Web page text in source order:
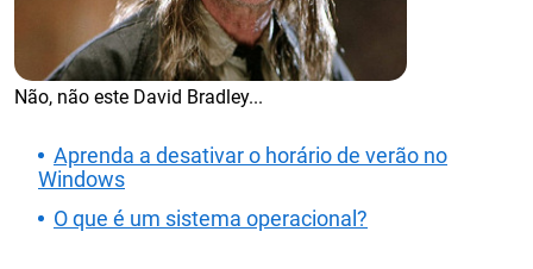
Não, não este David Bradley...
Aprenda a desativar o horário de verão no
Windows
O que é um sistema operacional?